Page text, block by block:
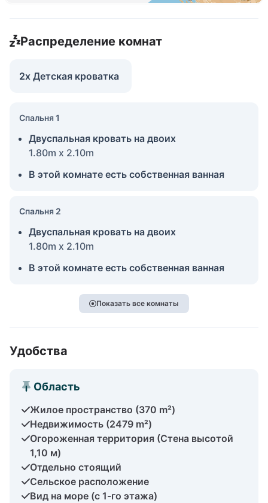
Распределение комнат
2x Детская кроватка
Спальня 1
Двуспальная кровать на двоих
1.80m x 2.10m
В этой комнате есть собственная ванная
Спальня 2
Двуспальная кровать на двоих
1.80m x 2.10m
В этой комнате есть собственная ванная
Показать все комнаты
Удобства
Область
Жилое пространство (370 m²)
Недвижимость (2479 m²)
Огороженная территория (Стена высотой
1,10 м)
Отдельно стоящий
Сельское расположение
Вид на море (с 1-го этажа)